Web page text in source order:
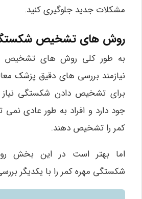
مشکلات جدید جلوگیری کنید.
روش های تشخیص
به طور کلی روش‌ های تشخیص
نیازمند بررسی‌ های دقیق پزشک
برای تشخیص دادن شکستگی
جود دارد و افراد به طور عادی نمی‌
کمر را تشخیص دهند.
اما بهتر است در این بخش
شکستگی مهره کمر را با یکدیگر